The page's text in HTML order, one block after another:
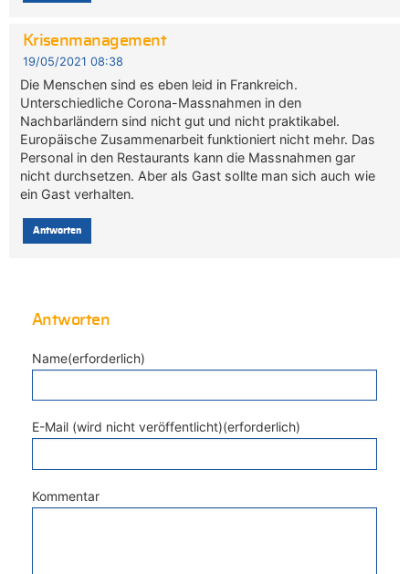
Krisenmanagement
19/05/2021 08:38
Die Menschen sind es eben leid in Frankreich.
Unterschiedliche Corona-Massnahmen in den
Nachbarländern sind nicht gut und nicht praktikabel.
Europäische Zusammenarbeit funktioniert nicht mehr. Das
Personal in den Restaurants kann die Massnahmen gar
nicht durchsetzen. Aber als Gast sollte man sich auch wie
ein Gast verhalten.
Antworten
Antworten
Name(erforderlich)
E-Mail (wird nicht veröffentlicht)(erforderlich)
Kommentar